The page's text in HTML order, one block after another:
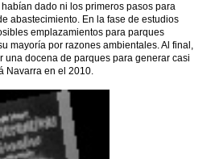
dado ni los primeros pasos para
abastecimiento. En la fase de estudios
emplazamientos para parques
mayoría por razones ambientales. Al final,
docena de parques para generar casi
Navarra en el 2010.